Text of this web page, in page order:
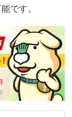
です。